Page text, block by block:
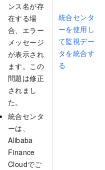
ンス名が存
在する場
合、エラー
メッセージ
が表示され
ます。この
問題は修正
されまし
た。
統合センタ
ーは、
Alibaba
Finance
Cloudでご
統合センタ
ーを使用し
て監視デー
タを統合す
る